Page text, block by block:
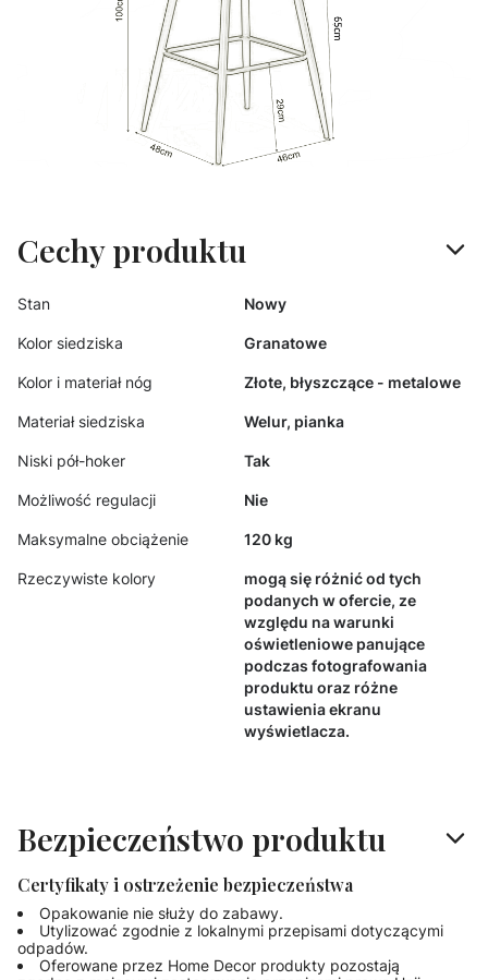
Cechy produktu
Stan Nowy
Kolor siedziska Granatowe
Kolor i materiał nóg Złote, błyszczące - metalowe
Materiał siedziska Welur, pianka
Niski pół-hoker Tak
Możliwość regulacji Nie
Maksymalne obciążenie 120 kg
Rzeczywiste kolory
mogą się różnić od tych
podanych w ofercie, ze
względu na warunki
oświetleniowe panujące
podczas fotografowania
produktu oraz różne
ustawienia ekranu
wyświetlacza.
Bezpieczeństwo produktu
Certyfikaty i ostrzeżenie bezpieczeństwa
Opakowanie nie służy do zabawy.
Utylizować zgodnie z lokalnymi przepisami dotyczącymi
odpadów.
Oferowane przez Home Decor produkty pozostają